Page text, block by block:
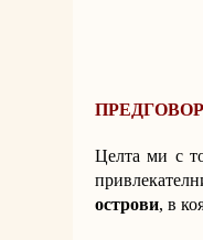
ПРЕДГОВОР
Целта ми с
острови, в